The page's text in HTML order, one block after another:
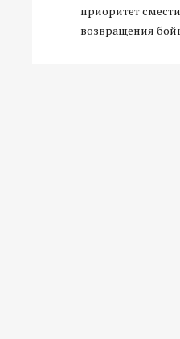
приоритет
возвращения